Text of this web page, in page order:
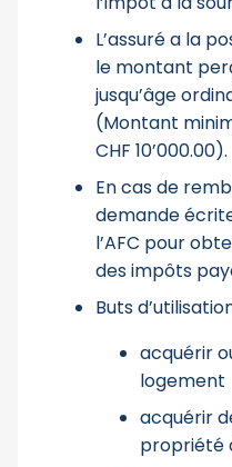
L’assuré a la
le montant
jusqu’âge
(Montant
CHF 10’000.00).
En cas de
demande
l’AFC pour
des impôts
Buts
acquérir
logement
acquérir
propriété